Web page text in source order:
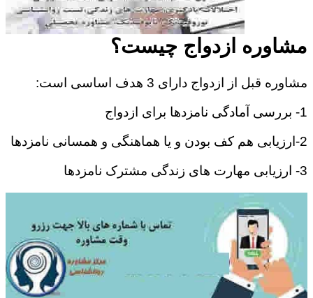
مشاوره ازدواج چیست؟
مشاوره قبل از ازدواج دارای 3 هدف اساسی است:
1- بررسی آمادگی نامزدها برای ازدواج
2-ارزیابی هم کف بودن و یا هماهنگی و همسانی نامزدها
3- ارزیابی مهارت های زندگی مشترک نامزدها